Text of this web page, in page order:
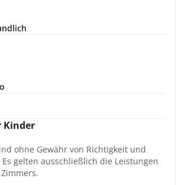
Kinder
ohne Gewähr von Richtigkeit und
gelten ausschließlich die Leistungen